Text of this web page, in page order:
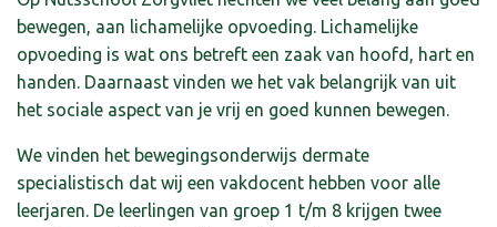
bewegen, aan lichamelijke opvoeding. Lichamelijke
opvoeding is wat ons betreft een zaak van hoofd, hart en
handen. Daarnaast vinden we het vak belangrijk van uit
het sociale aspect van je vrij en goed kunnen bewegen.
We vinden het bewegingsonderwijs dermate
specialistisch dat wij een vakdocent hebben voor alle
leerjaren. De leerlingen van groep 1 t/m 8 krijgen twee